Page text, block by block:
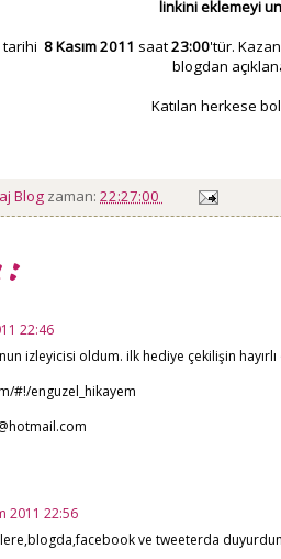
linkini eklemeyi
tarihi 8 Kasım 2011 saat23:00'tür.
blogdan
Katılan herkese
Blog zaman: 22:27:00
:
22:46
izleyicisi oldum. ilk hediye çekilişin hayırlı
#!/enguzel_hikayem
2011 22:56
ve tweeterda